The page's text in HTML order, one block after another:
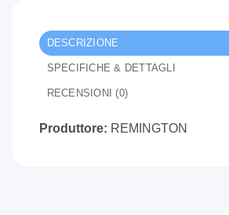
DESCRIZIONE
SPECIFICHE & DETTAGLI
RECENSIONI (0)
Produttore: REMINGTON